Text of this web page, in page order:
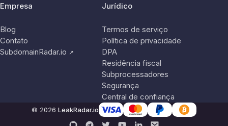
Empresa
Blog
Contato
SubdomainRadar.io ↗
Jurídico
Termos de serviço
Política de privacidade
DPA
Residência fiscal
Subprocessadores
Segurança
Central de confiança
© 2026 LeakRadar.io